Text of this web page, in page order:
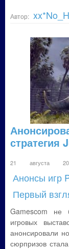
Автор:
стратегия
21 августа
Анонсы игр
Первый
Gamescom
игровых
анонсировали
сюрпризов